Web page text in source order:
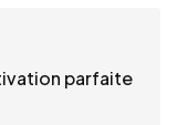
parfaite